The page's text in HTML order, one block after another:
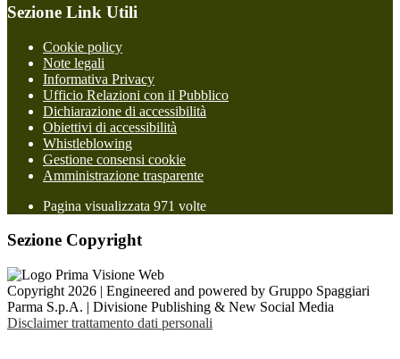
Sezione Link Utili
Cookie policy
Note legali
Informativa Privacy
Ufficio Relazioni con il Pubblico
Dichiarazione di accessibilità
Obiettivi di accessibilità
Whistleblowing
Gestione consensi cookie
Amministrazione trasparente
Pagina visualizzata 971 volte
Sezione Copyright
Copyright 2026 | Engineered and powered by Gruppo Spaggiari
Parma S.p.A. | Divisione Publishing & New Social Media
Disclaimer trattamento dati personali